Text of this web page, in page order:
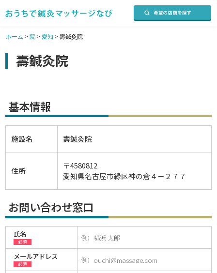
ホーム > 院> 愛知 > 壽鍼灸院
壽鍼灸院
基本情報
施設名 壽鍼灸院
住所
〒4580812
愛知県名古屋市緑区神の倉４－２７７
お問い合わせ窓口
氏名
必須
メールアドレス
必須